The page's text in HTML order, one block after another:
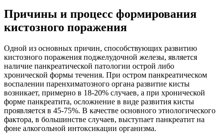
Причины и процесс формирования
кистозного поражения
Одной из основных причин, способствующих развитию
кистозного поражения поджелудочной железы, является
наличие панкреатической патологии острой либо
хронической формы течения. При остром панкреатическом
воспалении паренхиматозного органа развитие кисты
возникает, примерно в 18-20% случаев, а при хронической
форме панкреатита, осложнение в виде развития кисты
проявляется в 45-75%. В качестве основного этиологического
фактора, в большинстве случаев, выступает панкреатит на
фоне алкогольной интоксикации организма.